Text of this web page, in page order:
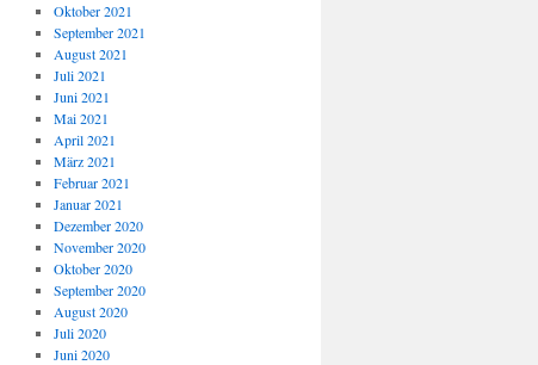
Oktober 2021
September 2021
August 2021
Juli 2021
Juni 2021
Mai 2021
April 2021
März 2021
Februar 2021
Januar 2021
Dezember 2020
November 2020
Oktober 2020
September 2020
August 2020
Juli 2020
Juni 2020